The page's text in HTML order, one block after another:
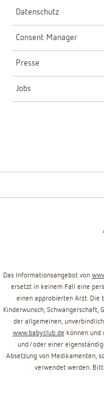
Datenschutz
Consent Manager
Presse
Jobs
Das Informationsangebot von
ersetzt in keinem Fall eine
einen approbierten Arzt. Die
Kinderwunsch, Schwangerschaft,
der allgemeinen,
www.babyclub.de können und
und/oder einer
Absetzung von Medikamenten,
verwendet werden.